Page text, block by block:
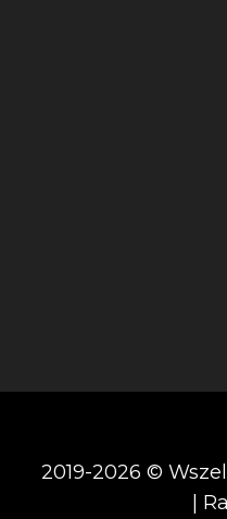
2019-2026 ©
|